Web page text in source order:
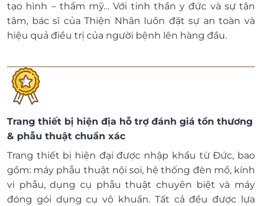
tạo hình – thẩm mỹ… Với tinh thần y đức và sự tận
tâm, bác sĩ của Thiện Nhân luôn đặt sự an toàn và
hiệu quả điều trị của người bệnh lên hàng đầu.
Trang thiết bị hiện địa hỗ trợ đánh giá tổn thương
& phẫu thuật chuẩn xác
Trang thiết bị hiện đại được nhập khẩu từ Đức, bao
gồm: máy phẫu thuật nội soi, hệ thống đèn mổ, kính
vi phẫu, dụng cụ phẫu thuật chuyên biệt và máy
đóng gói dụng cụ vô khuẩn. Tất cả đều được lựa